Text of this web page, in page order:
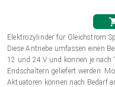
Einkaufswagen
Polski (EUR)
Norsk (NOK)
Elektrozylinder für Gleichstrom
Diese Antriebe umfassen einen
12 und 24 V und können je
Endschaltern geliefert werden.
Aktuatoren können nach Bedarf